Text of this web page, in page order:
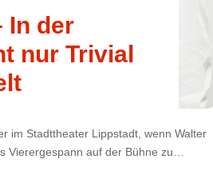
In der
nur Trivial
im Stadttheater Lippstadt, wenn Walter
Vierergespann auf der Bühne zu…